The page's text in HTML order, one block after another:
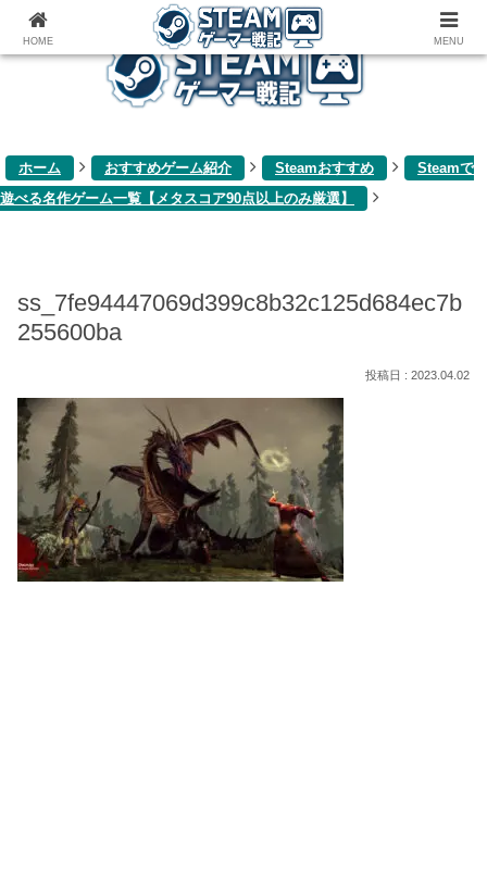
ゲーム関連雑記ブログ
ホーム おすすめゲーム紹介 Steamおすすめ
Steamで
遊べる名作ゲーム一覧【メタスコア90点以上のみ厳選】
ss_7fe94447069d399c8b32c125d684ec7b
255600ba
2023.04.02
HOME MENU